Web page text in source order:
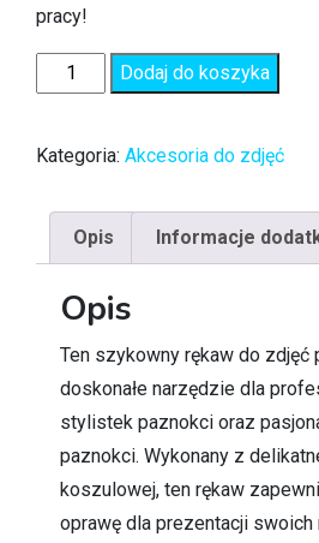
pracy!
Dodaj do koszyka
Kategoria: Akcesoria do zdjęć
Opis Informacje
Opis
Ten szykowny rękaw do zdjęć
doskonałe narzędzie dla
stylistek paznokci oraz
paznokci. Wykonany z
koszulowej, ten rękaw
oprawę dla prezentacji swoich